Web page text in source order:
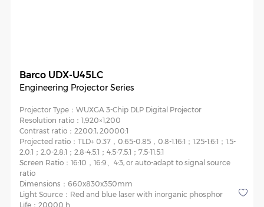
Barco UDX-U45LC
Engineering Projector Series
Projector Type： WUXGA 3-Chip DLP Digital Projector
Resolution ratio： 1,920×1,200
Contrast ratio： 2200:1, 20000:1
Projected ratio： TLD+ 0.37，0.65-0.85，0.8-1.16:1；1.25-1.6:1；1.5-
2.0:1；2.0-2.8:1；2.8-4.5:1；4.5-7.5:1；7.5-11.5:1
Screen Ratio： 16:10，16:9、4:3, or auto-adapt to signal source
ratio
Dimensions： 660x830x350mm
Light Source： Red and blue laser with inorganic phosphor
Life： 20000 h